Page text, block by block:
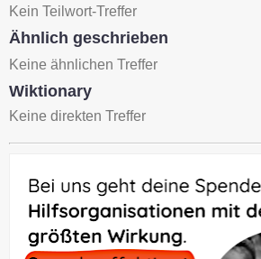
Kein Teilwort-Treffer
Ähnlich geschrieben
Keine ähnlichen Treffer
Wiktionary
Keine direkten Treffer